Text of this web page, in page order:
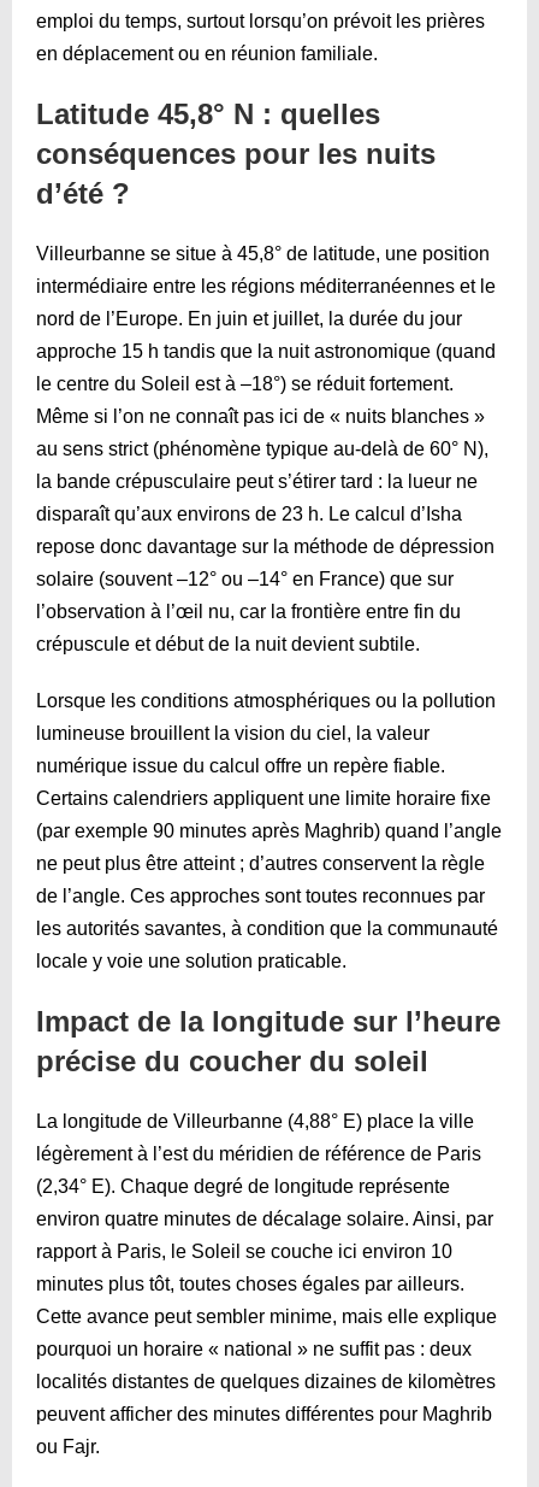
emploi du temps, surtout lorsqu’on prévoit les prières
en déplacement ou en réunion familiale.
Latitude 45,8° N : quelles
conséquences pour les nuits
d’été ?
Villeurbanne se situe à 45,8° de latitude, une position
intermédiaire entre les régions méditerranéennes et le
nord de l’Europe. En juin et juillet, la durée du jour
approche 15 h tandis que la nuit astronomique (quand
le centre du Soleil est à –18°) se réduit fortement.
Même si l’on ne connaît pas ici de « nuits blanches »
au sens strict (phénomène typique au-delà de 60° N),
la bande crépusculaire peut s’étirer tard : la lueur ne
disparaît qu’aux environs de 23 h. Le calcul d’Isha
repose donc davantage sur la méthode de dépression
solaire (souvent –12° ou –14° en France) que sur
l’observation à l’œil nu, car la frontière entre fin du
crépuscule et début de la nuit devient subtile.
Lorsque les conditions atmosphériques ou la pollution
lumineuse brouillent la vision du ciel, la valeur
numérique issue du calcul offre un repère fiable.
Certains calendriers appliquent une limite horaire fixe
(par exemple 90 minutes après Maghrib) quand l’angle
ne peut plus être atteint ; d’autres conservent la règle
de l’angle. Ces approches sont toutes reconnues par
les autorités savantes, à condition que la communauté
locale y voie une solution praticable.
Impact de la longitude sur l’heure
précise du coucher du soleil
La longitude de Villeurbanne (4,88° E) place la ville
légèrement à l’est du méridien de référence de Paris
(2,34° E). Chaque degré de longitude représente
environ quatre minutes de décalage solaire. Ainsi, par
rapport à Paris, le Soleil se couche ici environ 10
minutes plus tôt, toutes choses égales par ailleurs.
Cette avance peut sembler minime, mais elle explique
pourquoi un horaire « national » ne suffit pas : deux
localités distantes de quelques dizaines de kilomètres
peuvent afficher des minutes différentes pour Maghrib
ou Fajr.